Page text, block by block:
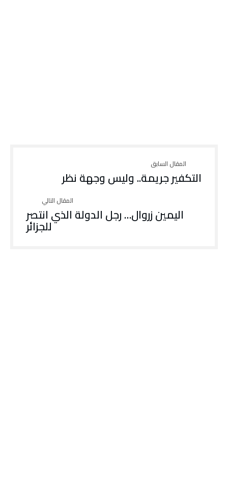
التكفير جريمة.. وليس وجهة نظر
اليمين زروال… رجل الدولة الذي انتصر
للجزائر